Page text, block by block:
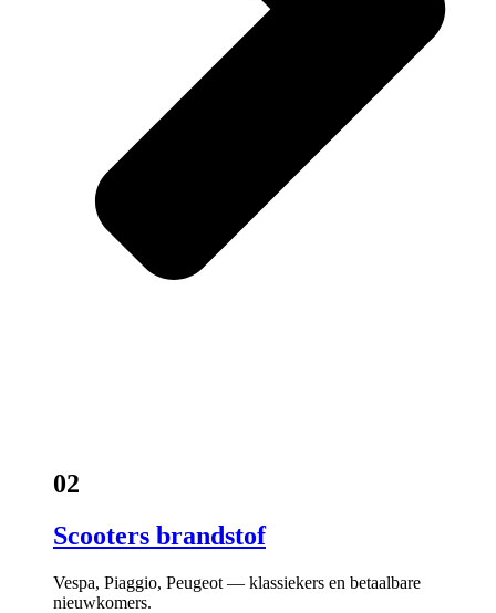
02
Scooters brandstof
Vespa, Piaggio, Peugeot — klassiekers en betaalbare
nieuwkomers.